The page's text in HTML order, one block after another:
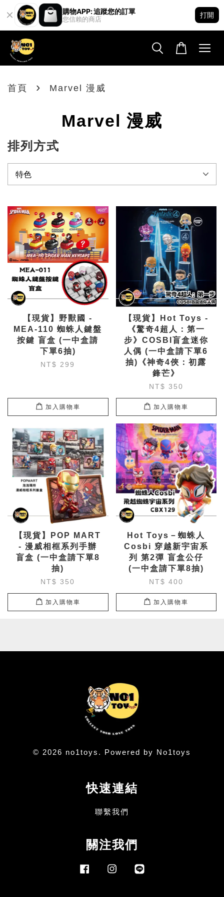
購物APP: 追蹤您的訂單
您信賴的商店
打開
首頁 › Marvel 漫威
Marvel 漫威
排列方式
【現貨】野獸國 -
MEA-110 蜘蛛人鍵盤
按鍵 盲盒 (一中盒請
下單6抽)
NT$ 299
加入購物車
【現貨】Hot Toys -
《驚奇4超人：第一
步》COSBI盲盒迷你
人偶 (一中盒請下單6
抽)《神奇4俠：初露
鋒芒》
NT$ 350
加入購物車
【現貨】POP MART
- 漫威相框系列手辦
盲盒 (一中盒請下單8
抽)
NT$ 350
加入購物車
Hot Toys－蜘蛛人
Cosbi 穿越新宇宙系
列 第2彈 盲盒公仔
(一中盒請下單8抽)
NT$ 400
加入購物車
© 2026 no1toys. Powered by No1toys
快速連結
聯繫我們
關注我們
FacebookInstagram